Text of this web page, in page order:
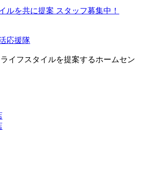
イフスタイルを提案するホームセン